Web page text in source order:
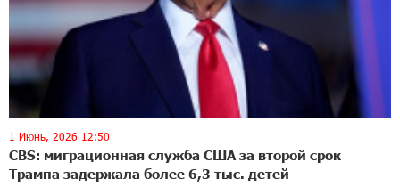
1 Июнь, 2026 12:50
CBS: миграционная служба США за второй срок
Трампа задержала более 6,3 тыс. детей